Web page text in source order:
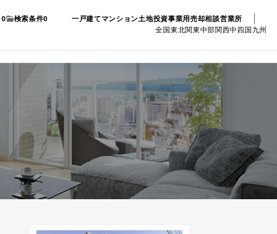
一戸建てマンション土地投資事業用売却相談営業所
全国東北関東中部関西中四国九州
0 検索条件0